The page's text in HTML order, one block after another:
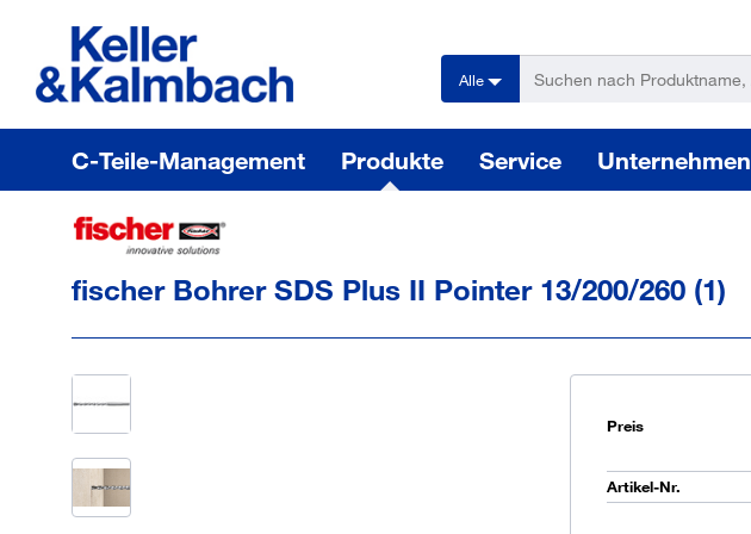
Alle
C-Teile-Management Produkte Service Unternehmen
fischer Bohrer SDS Plus II Pointer 13/200/260 (1)
Preis
Artikel-Nr.